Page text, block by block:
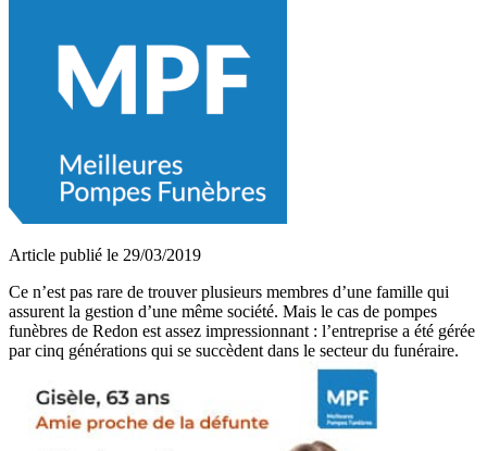
Article publié le 29/03/2019
Ce n’est pas rare de trouver plusieurs membres d’une famille qui
assurent la gestion d’une même société. Mais le cas de pompes
funèbres de Redon est assez impressionnant : l’entreprise a été gérée
par cinq générations qui se succèdent dans le secteur du funéraire.